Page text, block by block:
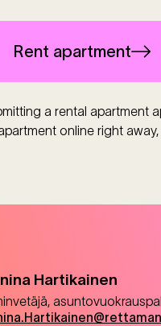
Rent apartment
a rental apartment
online right
Hartikainen